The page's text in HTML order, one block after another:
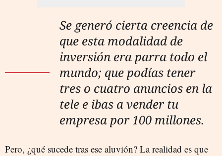
Se generó cierta creencia de
que esta modalidad de
inversión era parra todo el
mundo; que podías tener
tres o cuatro anuncios en la
tele e ibas a vender tu
empresa por 100 millones.
Pero, ¿qué sucede tras ese aluvión? La realidad es que